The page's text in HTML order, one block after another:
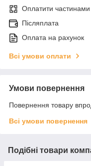
Оплатити частинами
Післяплата
Оплата на рахунок
Всі умови оплати
Умови повернення
Повернення товару
Всі умови повернення
Подібні товари